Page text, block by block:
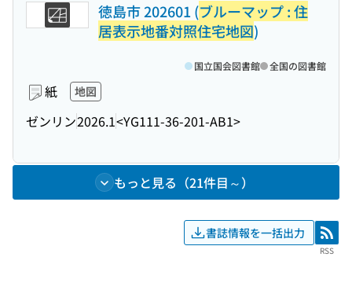
徳島市 202601 (ブルーマップ : 住
居表示地番対照住宅地図)
紙 地図
ゼンリン2026.1<YG111-36-201-AB1>
国立国会図書館 全国の図書館
もっと見る（21件目～）
書誌情報を一括出力 RSS
RSS